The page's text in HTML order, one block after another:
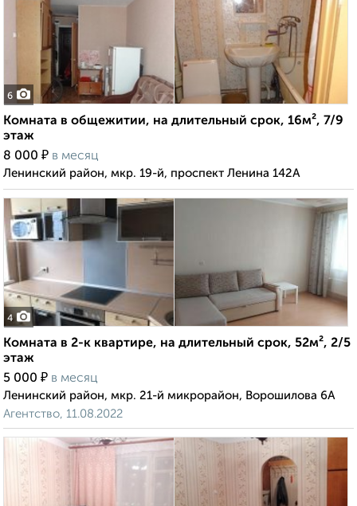
6
Комната в общежитии, на длительный срок, 16м², 7/9
этаж
8 000 ₽ в месяц
Ленинский район, мкр. 19-й, проспект Ленина 142А
4
Комната в 2-к квартире, на длительный срок, 52м², 2/5
этаж
5 000 ₽ в месяц
Ленинский район, мкр. 21-й микрорайон, Ворошилова 6А
Агентство, 11.08.2022